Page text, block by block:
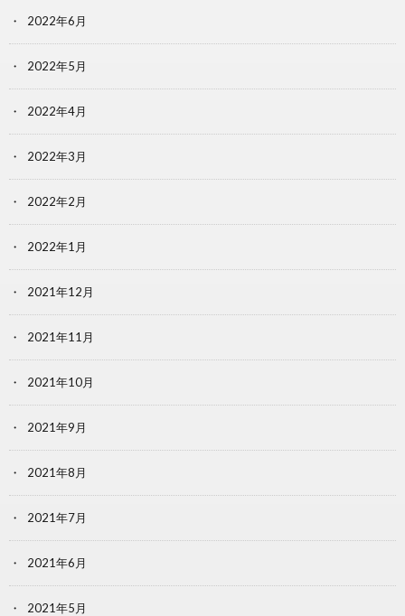
2022年6月
2022年5月
2022年4月
2022年3月
2022年2月
2022年1月
2021年12月
2021年11月
2021年10月
2021年9月
2021年8月
2021年7月
2021年6月
2021年5月